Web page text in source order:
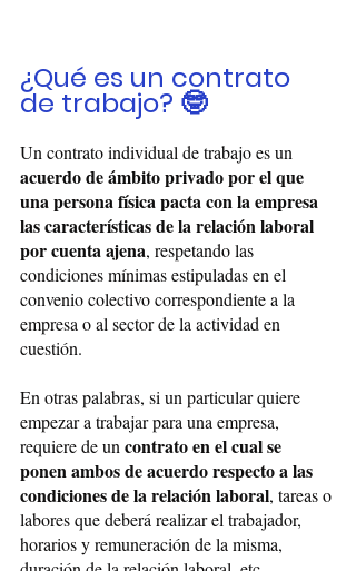
¿Qué es un contrato
de trabajo? 🤓
Un contrato individual de trabajo es un
acuerdo de ámbito privado por el que
una persona física pacta con la empresa
las características de la relación laboral
por cuenta ajena, respetando las
condiciones mínimas estipuladas en el
convenio colectivo correspondiente a la
empresa o al sector de la actividad en
cuestión.
En otras palabras, si un particular quiere
empezar a trabajar para una empresa,
requiere de un contrato en el cual se
ponen ambos de acuerdo respecto a las
condiciones de la relación laboral, tareas o
labores que deberá realizar el trabajador,
horarios y remuneración de la misma,